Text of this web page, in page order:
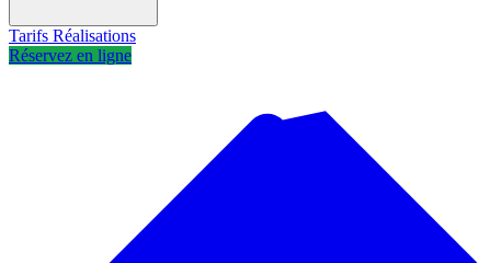
Tarifs Réalisations
Réservez en ligne